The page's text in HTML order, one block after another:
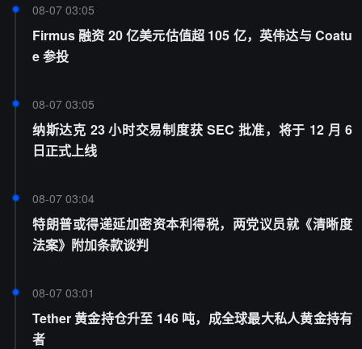
08-07 03:05
Firmus 融资 20 亿美元估值超 105 亿，英伟达与 Coatu
e 参投
08-07 03:05
纳斯达克 23 小时交易制度获 SEC 批准，将于 12 月 6
日正式上线
08-07 03:04
特朗普或得递延加密资本利得税，两党议员就《清晰度
法案》附加条款谈判
08-07 03:01
Tether 黄金持仓升至 146 吨，成全球最大私人黄金持有
者